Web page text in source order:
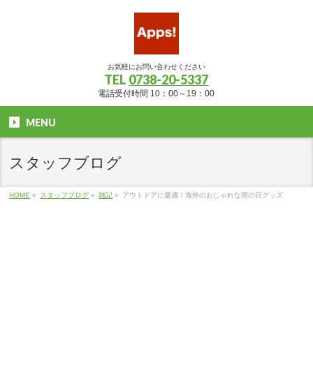
お気軽にお問い合わせください
TEL 0738-20-5337
電話受付時間 10：00～19：00
MENU
スタッフブログ
HOME » スタッフブログ » 雑記 » アウトドアに最適！海外のおしゃれな雨の日グッズ